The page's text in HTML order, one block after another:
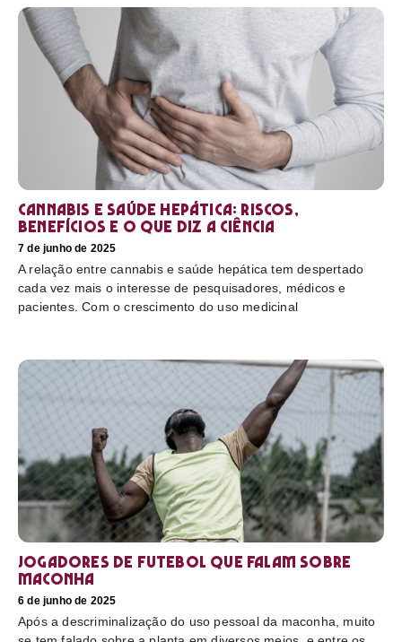
Cannabis e saúde hepática: riscos,
benefícios e o que diz a ciência
7 de junho de 2025
A relação entre cannabis e saúde hepática tem despertado
cada vez mais o interesse de pesquisadores, médicos e
pacientes. Com o crescimento do uso medicinal
Jogadores de futebol que falam sobre
maconha
6 de junho de 2025
Após a descriminalização do uso pessoal da maconha, muito